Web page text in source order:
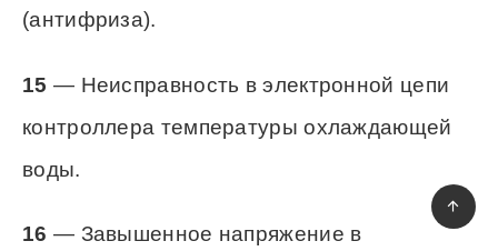
14— Высочайший уровень сигнала
датчика температуры охлаждающей воды
(антифриза).
15— Неисправность в электронной цепи
контроллера температуры охлаждающей